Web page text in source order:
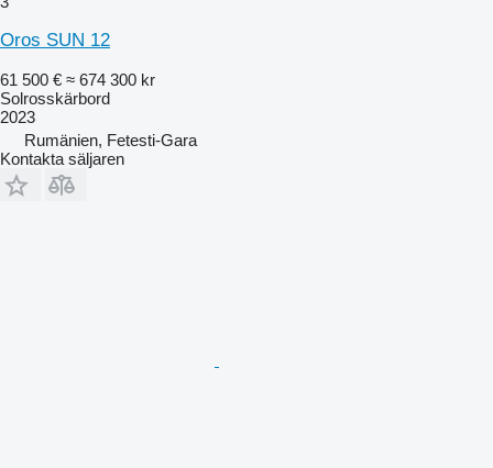
Oros SUN 12
61 500 € ≈ 674 300 kr
Solrosskärbord
2023
Rumänien, Fetesti-Gara
Kontakta säljaren